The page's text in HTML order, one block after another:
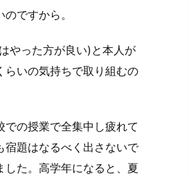
ですから。
やった方が良い)と本人が
らいの気持ちで取り組むの
の授業で全集中し疲れて
宿題はなるべく出さないで
た。高学年になると、夏